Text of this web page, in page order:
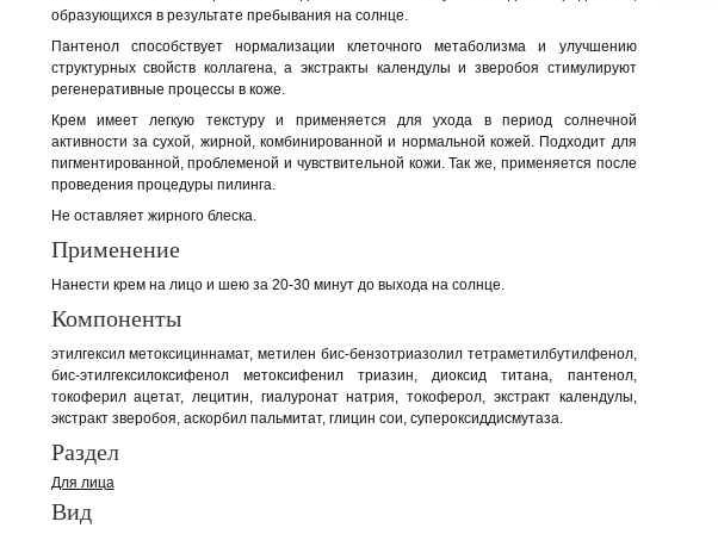
образующихся в результате пребывания на солнце.
Пантенол способствует нормализации клеточного метаболизма и улучшению
структурных свойств коллагена, а экстракты календулы и зверобоя стимулируют
регенеративные процессы в коже.
Крем имеет легкую текстуру и применяется для ухода в период солнечной
активности за сухой, жирной, комбинированной и нормальной кожей. Подходит для
пигментированной, проблеменой и чувствительной кожи. Так же, применяется после
проведения процедуры пилинга.
Не оставляет жирного блеска.
Применение
Нанести крем на лицо и шею за 20-30 минут до выхода на солнце.
Компоненты
этилгексил метоксициннамат, метилен бис-бензотриазолил тетраметилбутилфенол,
бис-этилгексилоксифенол метоксифенил триазин, диоксид титана, пантенол,
токоферил ацетат, лецитин, гиалуронат натрия, токоферол, экстракт календулы,
экстракт зверобоя, аскорбил пальмитат, глицин сои, супероксиддисмутаза.
Раздел
Для лица
Вид